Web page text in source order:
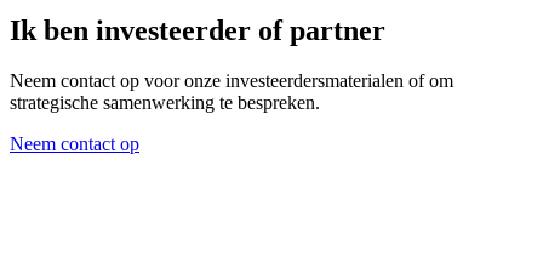
Ik ben investeerder of partner
Neem contact op voor onze investeerdersmaterialen of om
strategische samenwerking te bespreken.
Neem contact op